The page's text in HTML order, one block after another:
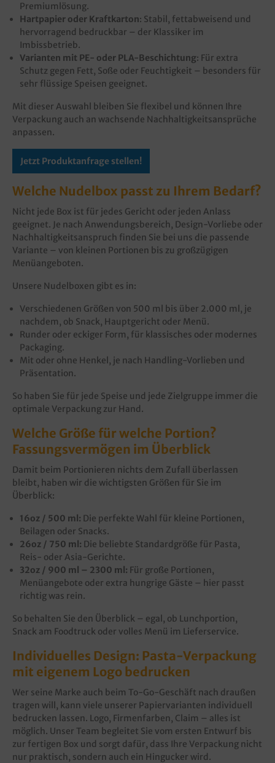
Premiumlösung.
Hartpapier oder Kraftkarton: Stabil, fettabweisend und
hervorragend bedruckbar – der Klassiker im
Imbissbetrieb.
Varianten mit PE- oder PLA-Beschichtung: Für extra
Schutz gegen Fett, Soße oder Feuchtigkeit – besonders für
sehr flüssige Speisen geeignet.
Mit dieser Auswahl bleiben Sie flexibel und können Ihre
Verpackung auch an wachsende Nachhaltigkeitsansprüche
anpassen.
Jetzt Produktanfrage stellen!
Welche Nudelbox passt zu Ihrem Bedarf?
Nicht jede Box ist für jedes Gericht oder jeden Anlass
geeignet. Je nach Anwendungsbereich, Design-Vorliebe oder
Nachhaltigkeitsanspruch finden Sie bei uns die passende
Variante – von kleinen Portionen bis zu großzügigen
Menüangeboten.
Unsere Nudelboxen gibt es in:
Verschiedenen Größen von 500 ml bis über 2.000 ml, je
nachdem, ob Snack, Hauptgericht oder Menü.
Runder oder eckiger Form, für klassisches oder modernes
Packaging.
Mit oder ohne Henkel, je nach Handling-Vorlieben und
Präsentation.
So haben Sie für jede Speise und jede Zielgruppe immer die
optimale Verpackung zur Hand.
Welche Größe für welche Portion?
Fassungsvermögen im Überblick
Damit beim Portionieren nichts dem Zufall überlassen
bleibt, haben wir die wichtigsten Größen für Sie im
Überblick:
16oz / 500 ml: Die perfekte Wahl für kleine Portionen,
Beilagen oder Snacks.
26oz / 750 ml: Die beliebte Standardgröße für Pasta,
Reis- oder Asia-Gerichte.
32oz / 900 ml – 2300 ml: Für große Portionen,
Menüangebote oder extra hungrige Gäste – hier passt
richtig was rein.
So behalten Sie den Überblick – egal, ob Lunchportion,
Snack am Foodtruck oder volles Menü im Lieferservice.
Individuelles Design: Pasta-Verpackung
mit eigenem Logo bedrucken
Wer seine Marke auch beim To-Go-Geschäft nach draußen
tragen will, kann viele unserer Papiervarianten individuell
bedrucken lassen. Logo, Firmenfarben, Claim – alles ist
möglich. Unser Team begleitet Sie vom ersten Entwurf bis
zur fertigen Box und sorgt dafür, dass Ihre Verpackung nicht
nur praktisch, sondern auch ein Hingucker wird.